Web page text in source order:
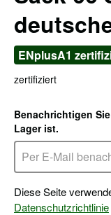
ENplusA1
zertifiziert
Benachrichtigen
Lager ist.
Diese Seite
Datenschutzrichtlinie